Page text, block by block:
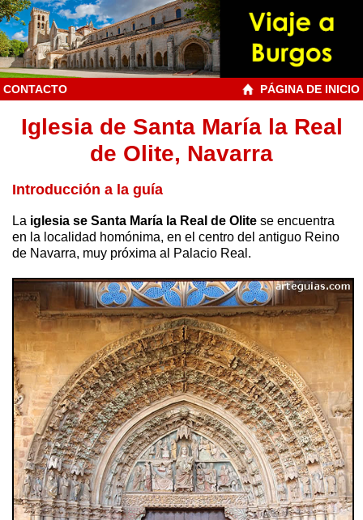
CONTACTO PÁGINA DE INICIO
Iglesia de Santa María la Real
de Olite, Navarra
Introducción a la guía
La iglesia se Santa María la Real de Olite se encuentra
en la localidad homónima, en el centro del antiguo Reino
de Navarra, muy próxima al Palacio Real.